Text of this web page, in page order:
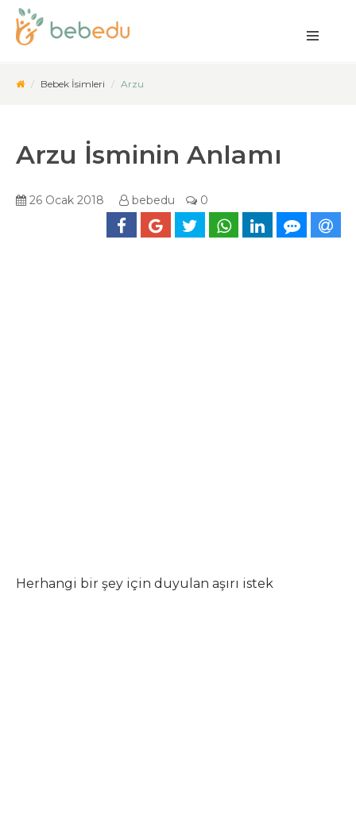
Bebek İsimleri Arzu
Arzu İsminin Anlamı
26 Ocak 2018 bebedu 0
Herhangi bir şey için duyulan aşırı istek